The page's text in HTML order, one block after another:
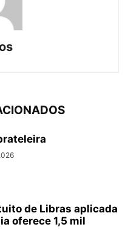
de Libras aplicada
oferece 1,5 mil